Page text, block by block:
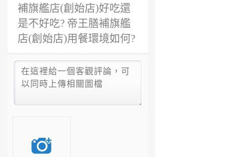
補旗艦店(創始店)好吃還
是不好吃? 帝王膳補旗艦
店(創始店)用餐環境如何?